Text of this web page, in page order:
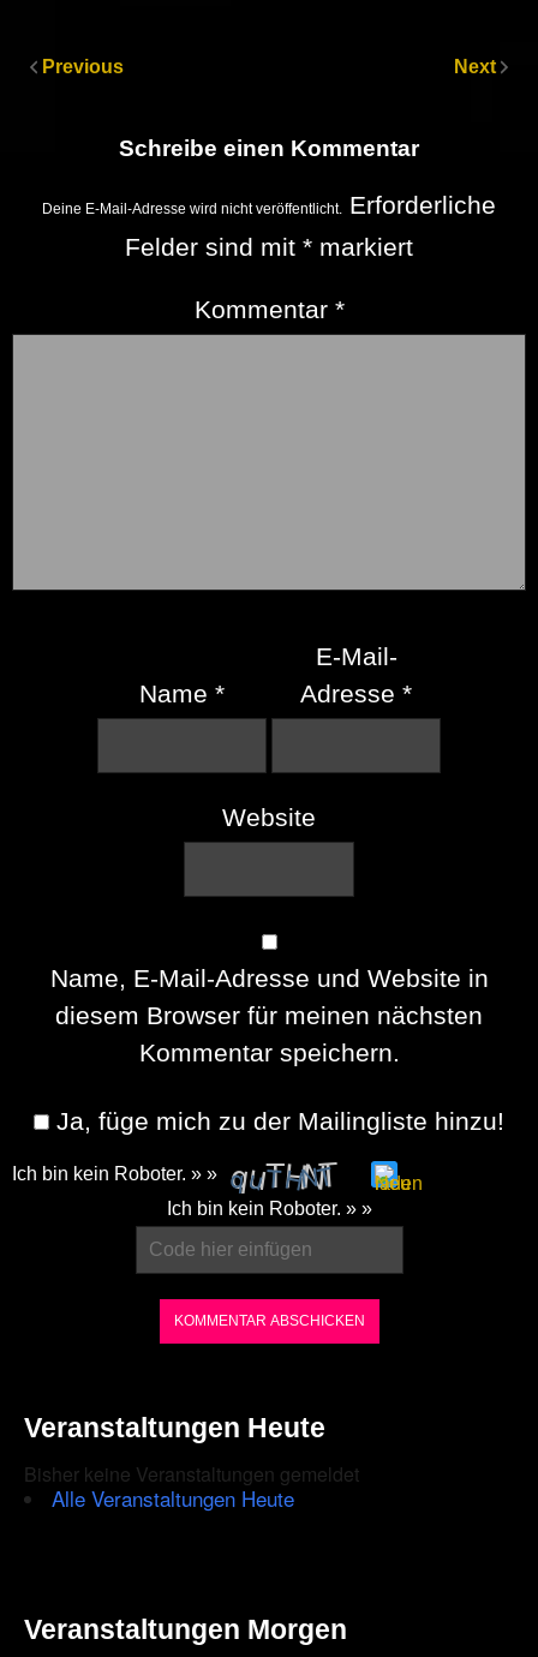
Previous Next
Schreibe einen Kommentar
Deine E-Mail-Adresse wird nicht veröffentlicht. Erforderliche
Felder sind mit * markiert
Kommentar *
Name *
E-Mail-
Adresse*
Website
Name, E-Mail-Adresse und Website in
diesem Browser für meinen nächsten
Kommentar speichern.
Ja, füge mich zu der Mailingliste hinzu!
Ich bin kein Roboter. » »
the
to
are
Ich bin kein Roboter. » »
Veranstaltungen Heute
Bisher keine Veranstaltungen gemeldet
Alle Veranstaltungen Heute
Veranstaltungen Morgen